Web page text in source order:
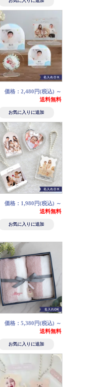
価格：2,480円(税込) ～
送料無料
価格：1,980円(税込) ～
送料無料
価格：5,380円(税込) ～
送料無料